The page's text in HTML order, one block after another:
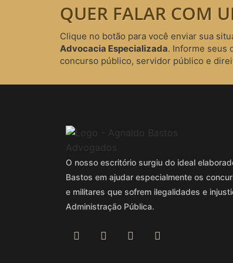
QUER FALAR COM
Clique no botão para você enviar sua
Advocacia Especializada. Informe seus
concurso público, servidor público e
O nosso escritório surgiu do ideal
Bastos em ajudar especialmente os
e militares que sofrem ilegalidades e
Administração Pública.